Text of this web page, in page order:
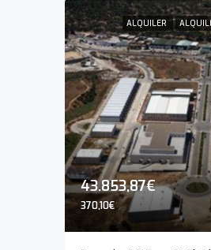
ALQUILER
43.853,87€
370,10€